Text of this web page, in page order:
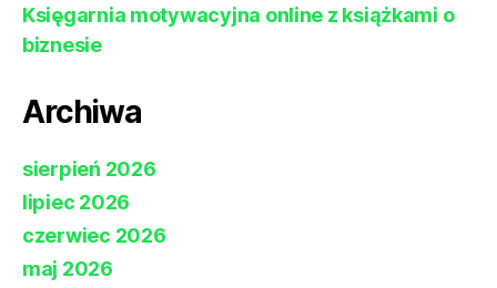
Księgarnia motywacyjna online z książkami o
biznesie
Archiwa
sierpień 2026
lipiec 2026
czerwiec 2026
maj 2026